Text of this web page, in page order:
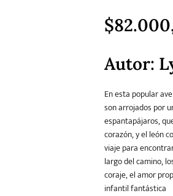
Young Adult
$
Autor:
En esta popular
son arrojados por
espantapájaros,
corazón, y el león
viaje para
largo del camino,
coraje, el amor
infantil fantástica